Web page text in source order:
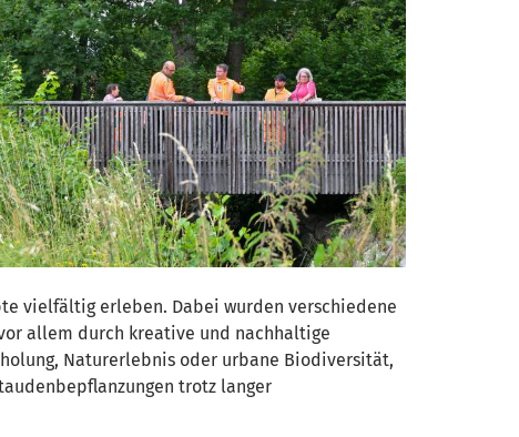
vielfältig erleben. Dabei wurden verschiedene
allem durch kreative und nachhaltige
Naturerlebnis oder urbane Biodiversität,
trotz langer